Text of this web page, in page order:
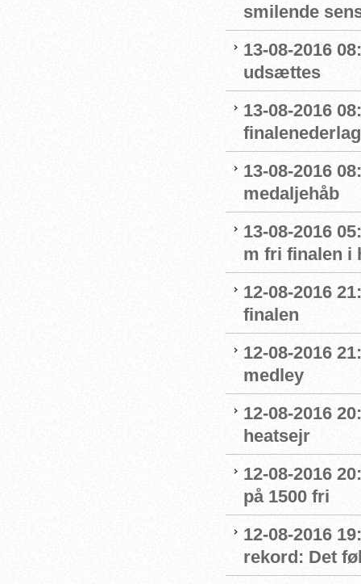
smilende
13-08-2016
udsættes
13-08-2016
finalenederlag
13-08-2016
medaljehåb
13-08-2016
m fri finalen i
12-08-2016
finalen
12-08-2016
medley
12-08-2016
heatsejr
12-08-2016
på 1500 fri
12-08-2016
rekord: Det